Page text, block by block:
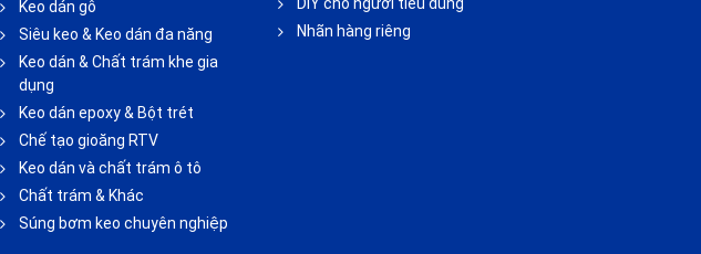
Keo dán gỗ
Siêu keo & Keo dán đa năng
Keo dán & Chất trám khe gia
dụng
Keo dán epoxy & Bột trét
Chế tạo gioăng RTV
Keo dán và chất trám ô tô
Chất trám & Khác
Súng bơm keo chuyên nghiệp
Nhãn hàng riêng